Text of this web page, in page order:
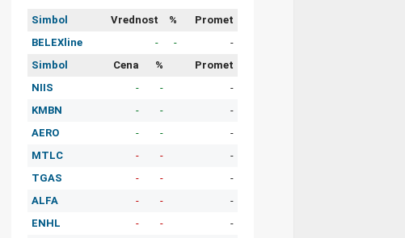
Simbol Vrednost %
Promet
BELEXline
- -
-
Simbol
Cena %
Promet
NIIS
- -
-
KMBN
- -
-
AERO
- -
-
MTLC
- -
-
TGAS
- -
-
ALFA
- -
-
ENHL
- -
-